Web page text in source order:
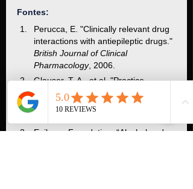
Fontes:
Perucca, E. "Clinically relevant drug
interactions with antiepileptic drugs."
British Journal of Clinical
Pharmacology, 2006.
Glauser, T. A., et al. "Practice
guideline update summary: Medical
treatment of epilepsy in adults."
Epilepsy Foundation. “Alcohol and